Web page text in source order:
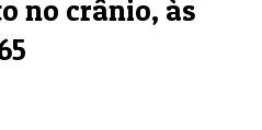
no crânio, às